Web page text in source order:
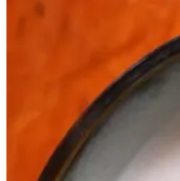
Kold hvid
bønnesuppe
bønnesu